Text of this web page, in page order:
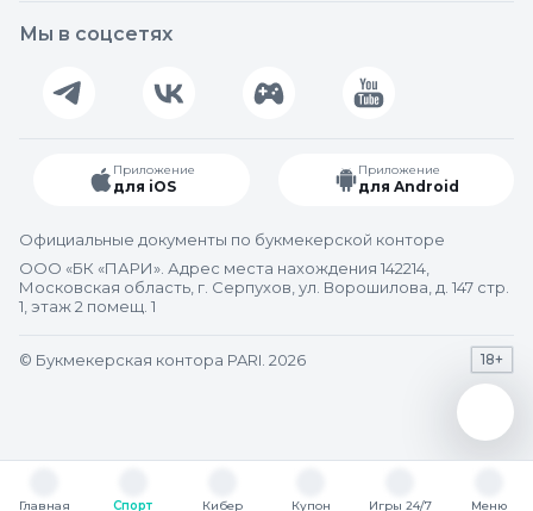
Мы в соцсетях
Приложение
для iOS
Приложение
для Android
Официальные документы по букмекерской конторе
ООО «БК «ПАРИ». Адрес места нахождения 142214,
Московская область, г. Серпухов, ул. Ворошилова, д. 147 стр.
1, этаж 2 помещ. 1
© Букмекерская контора PARI. 2026 18+
Главная Спорт Кибер Купон Игры 24/7 Меню